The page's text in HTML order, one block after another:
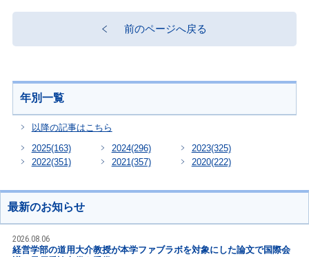
前のページへ戻る
年別一覧
以降の記事はこちら
2025(163) 2024(296) 2023(325)
2022(351) 2021(357) 2020(222)
最新のお知らせ
2026.08.06
経営学部の道用大介教授が本学ファブラボを対象にした論文で国際会